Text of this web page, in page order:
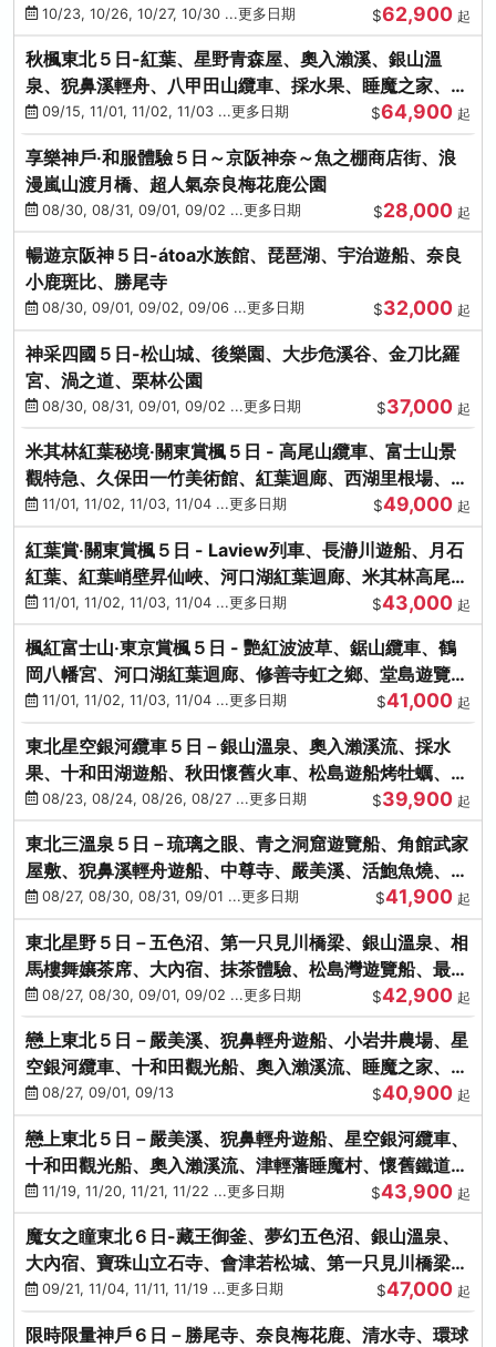
溪、松島海灣遊船
10/23, 10/26, 10/27, 10/30 ...更多日期 $62,900 起
秋楓東北５日-紅葉、星野青森屋、奧入瀨溪、銀山溫
泉、猊鼻溪輕舟、八甲田山纜車、採水果、睡魔之家、法
式料理(不進免稅店)
09/15, 11/01, 11/02, 11/03 ...更多日期 $64,900 起
享樂神戶‧和服體驗５日～京阪神奈～魚之棚商店街、浪
漫嵐山渡月橋、超人氣奈良梅花鹿公園
08/30, 08/31, 09/01, 09/02 ...更多日期 $28,000 起
暢遊京阪神５日-átoa水族館、琵琶湖、宇治遊船、奈良
小鹿斑比、勝尾寺
08/30, 09/01, 09/02, 09/06 ...更多日期 $32,000 起
神采四國５日-松山城、後樂園、大步危溪谷、金刀比羅
宮、渦之道、栗林公園
08/30, 08/31, 09/01, 09/02 ...更多日期 $37,000 起
米其林紅葉秘境‧關東賞楓５日 - 高尾山纜車、富士山景
觀特急、久保田一竹美術館、紅葉迴廊、西湖里根場、銀
杏大道
11/01, 11/02, 11/03, 11/04 ...更多日期 $49,000 起
紅葉賞‧關東賞楓５日 - Laview列車、長瀞川遊船、月石
紅葉、紅葉峭壁昇仙峽、河口湖紅葉迴廊、米其林高尾
山、海鮮盛宴
11/01, 11/02, 11/03, 11/04 ...更多日期 $43,000 起
楓紅富士山‧東京賞楓５日 - 艷紅波波草、鋸山纜車、鶴
岡八幡宮、河口湖紅葉迴廊、修善寺虹之鄉、堂島遊覽
船、熱海梅園
11/01, 11/02, 11/03, 11/04 ...更多日期 $41,000 起
東北星空銀河纜車５日－銀山溫泉、奧入瀨溪流、採水
果、十和田湖遊船、秋田懷舊火車、松島遊船烤牡蠣、嚴
美溪、螃蟹本家
08/23, 08/24, 08/26, 08/27 ...更多日期 $39,900 起
東北三溫泉５日－琉璃之眼、青之洞窟遊覽船、角館武家
屋敷、猊鼻溪輕舟遊船、中尊寺、嚴美溪、活鮑魚燒、烤
牡蠣、握壽司體驗
08/27, 08/30, 08/31, 09/01 ...更多日期 $41,900 起
東北星野５日－五色沼、第一只見川橋梁、銀山溫泉、相
馬樓舞孃茶席、大內宿、抹茶體驗、松島灣遊覽船、最上
川輕舟、螃蟹御膳
08/27, 08/30, 09/01, 09/02 ...更多日期 $42,900 起
戀上東北５日－嚴美溪、猊鼻輕舟遊船、小岩井農場、星
空銀河纜車、十和田觀光船、奧入瀨溪流、睡魔之家、朱
紅社殿（仙台／青森）
08/27, 09/01, 09/13 $40,900 起
戀上東北５日－嚴美溪、猊鼻輕舟遊船、星空銀河纜車、
十和田觀光船、奧入瀨溪流、津輕藩睡魔村、懷舊鐵道
（青森／仙台）
11/19, 11/20, 11/21, 11/22 ...更多日期 $43,900 起
魔女之瞳東北６日-藏王御釜、夢幻五色沼、銀山溫泉、
大內宿、寶珠山立石寺、會津若松城、第一只見川橋梁、
燒肉吃到飽
09/21, 11/04, 11/11, 11/19 ...更多日期 $47,000 起
限時限量神戶６日－勝尾寺、奈良梅花鹿、清水寺、環球